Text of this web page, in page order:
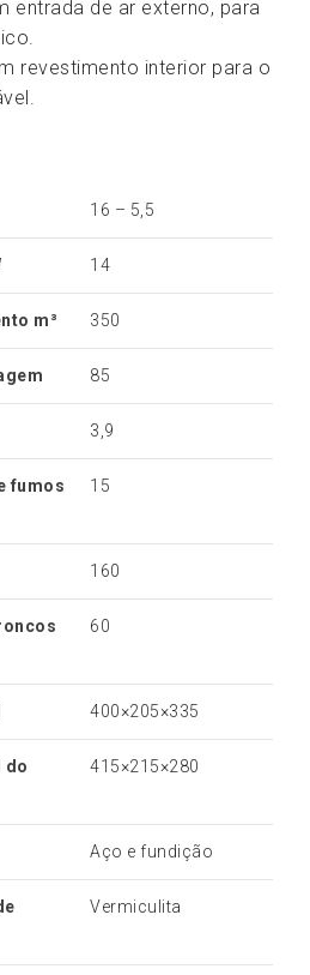
entrada de ar externo, para
revestimento interior para o
16 – 5,5
14
m³ 350
85
3,9
fumos
15
160
60
400×205×335
do
415×215×280
Aço e fundição
Vermiculita